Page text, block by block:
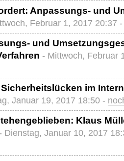
Anpassungs- und
Februar 1, 2017 20:37
und
- Mittwoch, Februar
im
Januar 19, 2017 18:50 -
Klaus
- Dienstag, Januar 10, 2017